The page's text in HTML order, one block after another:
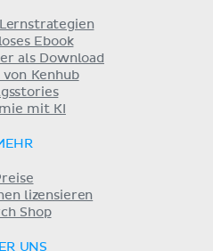
Ebook
als Download
Kenhub
mit KI
lizensieren
Shop
UNS